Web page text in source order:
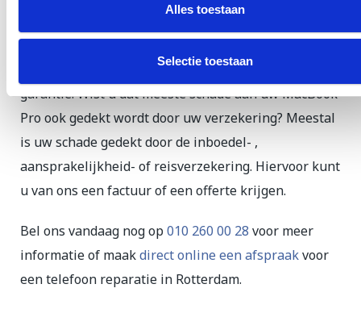
Alles toestaan
Selectie toestaan
met gecertificeerde monteurs. Op alle reparaties aan
uw MacBook Pro krijgt u bij ons 3 maanden
garantie. Wist u dat meeste schade aan uw MacBook
Pro ook gedekt wordt door uw verzekering? Meestal
is uw schade gedekt door de inboedel- ,
aansprakelijkheid- of reisverzekering. Hiervoor kunt
u van ons een factuur of een offerte krijgen.
Bel ons vandaag nog op010 260 00 28 voor meer
informatie of maakdirect online een afspraakvoor
een telefoon reparatie in Rotterdam.